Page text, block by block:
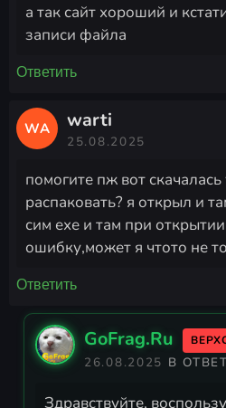
а так сайт хороший и
записи файла
Ответить
WA warti
25.08.2025
помогите пж вот
распаковать? я открыл и
сим ехе и там при
ошибку,может я чтото не
Ответить
GoFrag.Ru
26.08.2025 В
Здравствуйте,